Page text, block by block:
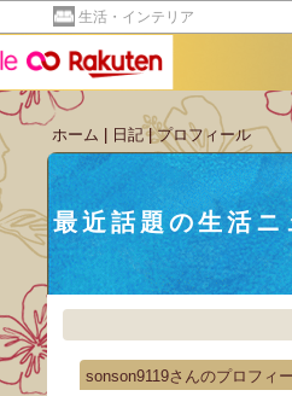
生活・インテリア
ホーム
日記|プロフィール
最近話題の生活ニ
sonson9119さんのプロフィ